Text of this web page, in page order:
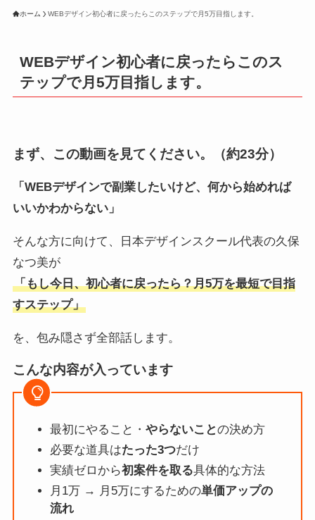
ホーム WEBデザイン初心者に戻ったらこのステップで月5万目指します。
WEBデザイン初心者に戻ったらこのス
テップで月5万目指します。
まず、この動画を見てください。（約23分）
「WEBデザインで副業したいけど、何から始めれば
いいかわからない」
そんな方に向けて、日本デザインスクール代表の久保
なつ美が
「もし今日、初心者に戻ったら？月5万を最短で目指
すステップ」
を、包み隠さず全部話します。
こんな内容が入っています
最初にやること・ やらないことの決め方
必要な道具はたった3つだけ
実績ゼロから初案件を取る具体的な方法
月1万 → 月5万にするための単価アップの
流れ